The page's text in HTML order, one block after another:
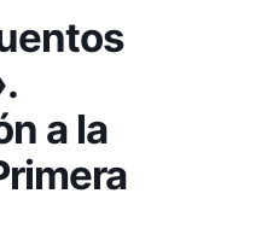
a la